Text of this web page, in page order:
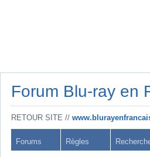
Forum Blu-ray en
RETOUR SITE //
Forums Règles